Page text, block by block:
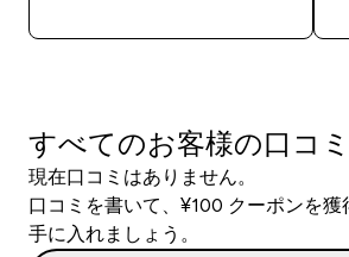
すべてのお客様の口コミ
現在口コミはありません。
口コミを書いて、¥100 クーポンを獲
手に入れましょう。